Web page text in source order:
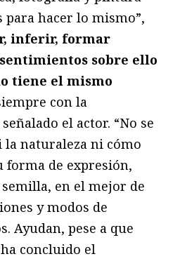
para hacer lo mismo”,
inferir, formar
sobre ello
tiene el mismo
con la
el actor. “No se
naturaleza ni cómo
forma de expresión,
en el mejor de
y modos de
Ayudan, pese a que
concluido el